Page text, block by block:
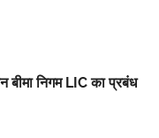
बीमा निगम LIC का प्रबंध